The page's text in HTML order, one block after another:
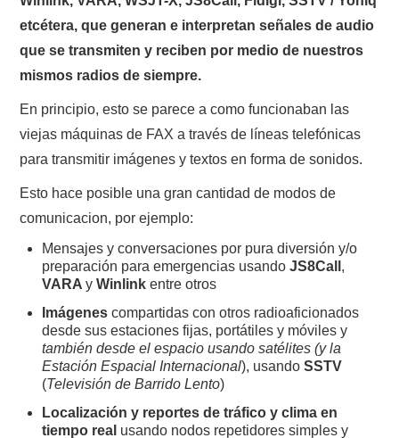
etcétera, que generan e interpretan señales de audio
que se transmiten y reciben por medio de nuestros
mismos radios de siempre.
En principio, esto se parece a como funcionaban las
viejas máquinas de FAX a través de líneas telefónicas
para transmitir imágenes y textos en forma de sonidos.
Esto hace posible una gran cantidad de modos de
comunicacion, por ejemplo:
Mensajes y conversaciones por pura diversión y/o
preparación para emergencias usandoJS8Call ,
VARAyWinlinkentre otros
Imágenescompartidas con otros radioaficionados
desde sus estaciones fijas, portátiles y móviles y
también desde el espacio usando satélites (y la
Estación Espacial Internacional), usandoSSTV
(Televisión de Barrido Lento)
Localización y reportes de tráfico y clima en
tiempo real usando nodos repetidores simples y